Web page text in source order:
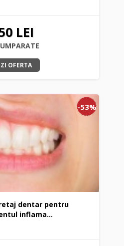
LEI
OFERTA
-53%
dentar pentru
inflama...